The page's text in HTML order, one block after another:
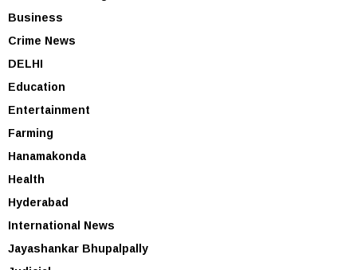
Business
Crime News
DELHI
Education
Entertainment
Farming
Hanamakonda
Health
Hyderabad
International News
Jayashankar Bhupalpally